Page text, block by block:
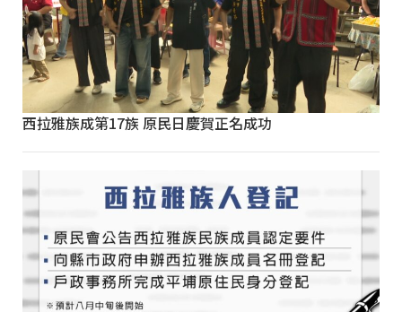
西拉雅族成第17族 原民日慶賀正名成功